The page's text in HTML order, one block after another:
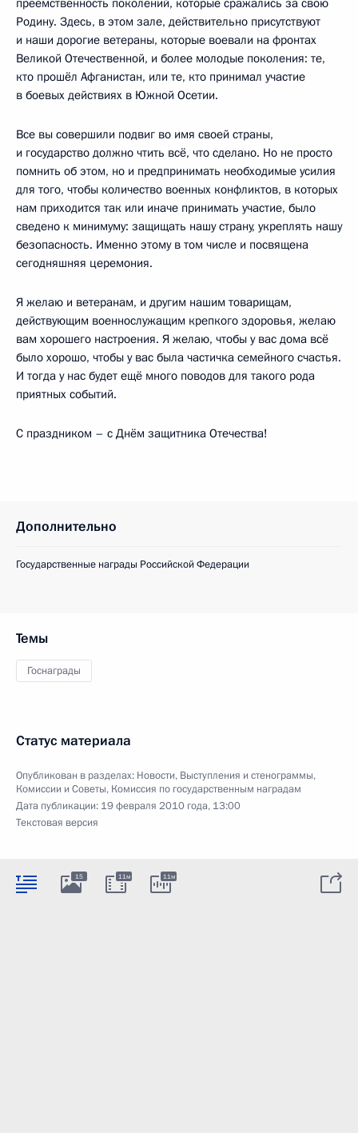
Родину. Здесь, в этом зале, действительно присутствуют
и наши дорогие ветераны, которые воевали на фронтах
Великой Отечественной, и более молодые поколения: те,
кто прошёл Афганистан, или те, кто принимал участие
в боевых действиях в Южной Осетии.
Все вы совершили подвиг во имя своей страны,
и государство должно чтить всё, что сделано. Но не просто
помнить об этом, но и предпринимать необходимые усилия
для того, чтобы количество военных конфликтов, в которых
нам приходится так или иначе принимать участие, было
сведено к минимуму: защищать нашу страну, укреплять нашу
безопасность. Именно этому в том числе и посвящена
сегодняшняя церемония.
Я желаю и ветеранам, и другим нашим товарищам,
действующим военнослужащим крепкого здоровья, желаю
вам хорошего настроения. Я желаю, чтобы у вас дома всё
было хорошо, чтобы у вас была частичка семейного счастья.
И тогда у нас будет ещё много поводов для такого рода
приятных событий.
С праздником – с Днём защитника Отечества!
Дополнительно
Государственные награды Российской Федерации
Темы
Госнаграды
Статус материала
Опубликован в разделах: Новости, Выступления и стенограммы,
Комиссии и Советы, Комиссия по государственным наградам
Дата публикации: 19 февраля 2010 года, 13:00
Текстовая версия
15 11м 11м